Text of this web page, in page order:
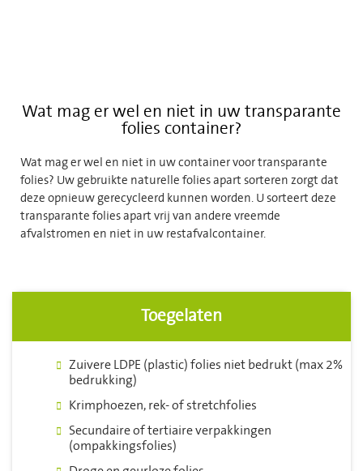
Wat mag er wel en niet in uw transparante
folies container?
Wat mag er wel en niet in uw container voor transparante
folies? Uw gebruikte naturelle folies apart sorteren zorgt dat
deze opnieuw gerecycleerd kunnen worden. U sorteert deze
transparante folies apart vrij van andere vreemde
afvalstromen en niet in uw restafvalcontainer.
Toegelaten
Zuivere LDPE (plastic) folies niet bedrukt (max 2%
bedrukking)
Krimphoezen, rek- of stretchfolies
Secundaire of tertiaire verpakkingen
(ompakkingsfolies)